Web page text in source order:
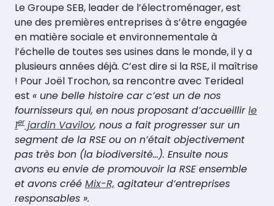
​​Le Groupe SEB, leader de l’électroménager, est
une des premières entreprises à s’être engagée
en matière sociale et environnementale à
l’échelle de toutes ses usines dans le monde, il y a
plusieurs années déjà. C’est dire si la RSE, il maîtrise
! Pour Joël Trochon, sa rencontre avec Terideal
est « une belle histoire car c’est un de nos
fournisseurs qui, en nous proposant d’accueillirle
1erjardin Vavilov, nous a fait progresser sur un
segment de la RSE ou on n’était objectivement
pas très bon (la biodiversité…). Ensuite nous
avons eu envie de promouvoir la RSE ensemble
et avons créé Mix-R, agitateur d’entreprises
responsables ».